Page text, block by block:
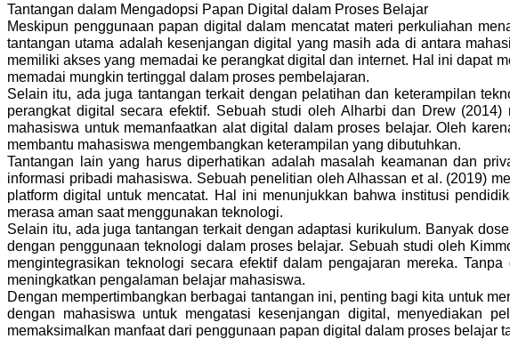
Tantangan dalam Mengadopsi Papan Digital dalam Proses Belajar
Meskipun penggunaan papan digital dalam mencatat materi perkuliahan
tantangan utama adalah kesenjangan digital yang masih ada di antara
memiliki akses yang memadai ke perangkat digital dan internet. Hal ini dapat
memadai mungkin tertinggal dalam proses pembelajaran.
Selain itu, ada juga tantangan terkait dengan pelatihan dan keterampilan
perangkat digital secara efektif. Sebuah studi oleh Alharbi dan Drew
mahasiswa untuk memanfaatkan alat digital dalam proses belajar. Oleh
membantu mahasiswa mengembangkan keterampilan yang dibutuhkan.
Tantangan lain yang harus diperhatikan adalah masalah keamanan dan
informasi pribadi mahasiswa. Sebuah penelitian oleh Alhassan et al. (2019)
platform digital untuk mencatat. Hal ini menunjukkan bahwa institusi
merasa aman saat menggunakan teknologi.
Selain itu, ada juga tantangan terkait dengan adaptasi kurikulum. Banyak
dengan penggunaan teknologi dalam proses belajar. Sebuah studi oleh
mengintegrasikan teknologi secara efektif dalam pengajaran mereka.
meningkatkan pengalaman belajar mahasiswa.
Dengan mempertimbangkan berbagai tantangan ini, penting bagi kita untuk
dengan mahasiswa untuk mengatasi kesenjangan digital, menyediakan
memaksimalkan manfaat dari penggunaan papan digital dalam proses belajar